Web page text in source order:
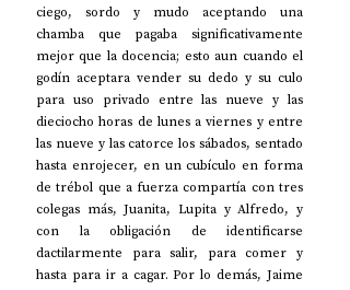
ciego, sordo y mudo aceptando una
chamba que pagaba significativamente
mejor que la docencia; esto aun cuando el
godín aceptara vender su dedo y su culo
para uso privado entre las nueve y las
dieciocho horas de lunes a viernes y entre
las nueve y las catorce los sábados, sentado
hasta enrojecer, en un cubículo en forma
de trébol que a fuerza compartía con tres
colegas más, Juanita, Lupita y Alfredo, y
con la obligación de identificarse
dactilarmente para salir, para comer y
hasta para ir a cagar. Por lo demás, Jaime